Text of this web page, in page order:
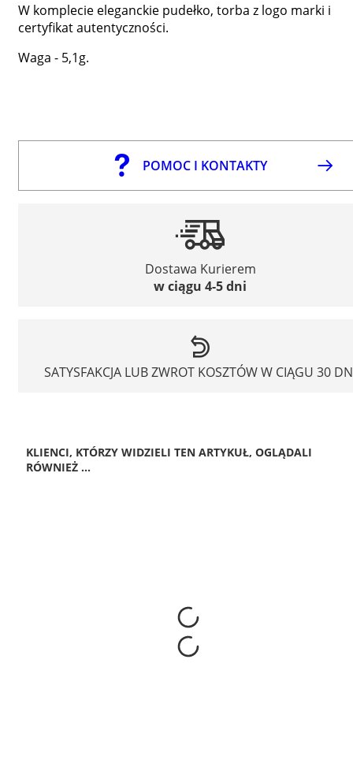
W komplecie eleganckie pudełko, torba z logo marki i
certyfikat autentyczności.
Waga - 5,1g.
POMOC I KONTAKTY
Dostawa Kurierem
w ciągu 4-5 dni
SATYSFAKCJA LUB ZWROT KOSZTÓW W CIĄGU 30
KLIENCI, KTÓRZY WIDZIELI TEN ARTYKUŁ, OGLĄDALI
RÓWNIEŻ ...